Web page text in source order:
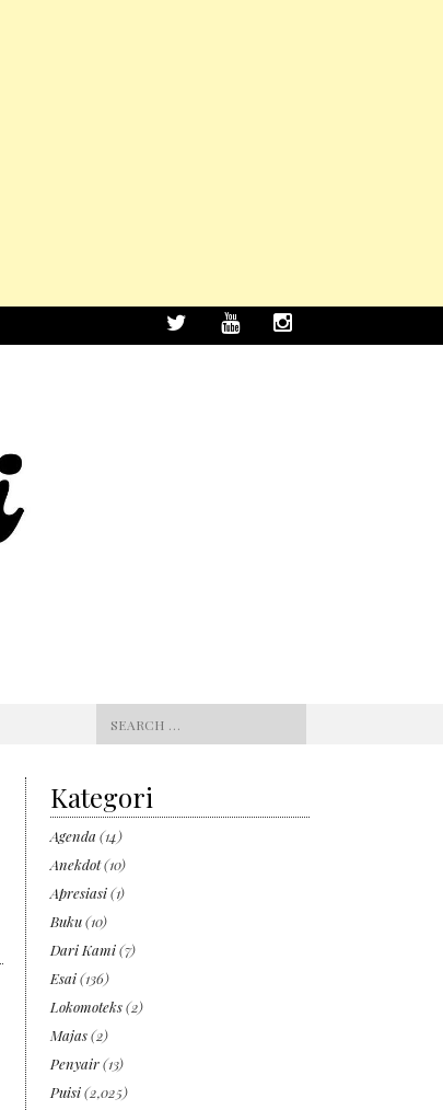
Search
for:
Kategori
Agenda (14)
Anekdot(10)
Apresiasi(1)
Buku(10)
Dari Kami(7)
Esai(136)
Lokomoteks(2)
Majas(2)
Penyair(13)
Puisi(2,025)